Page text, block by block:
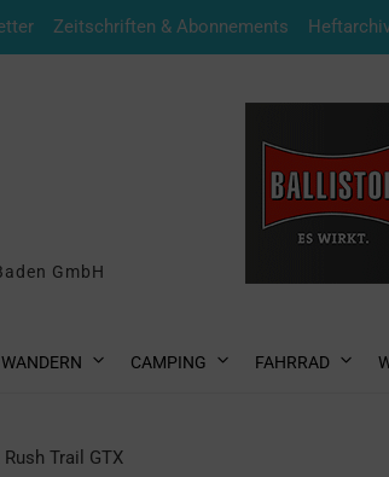
Zeitschriften & Abonnements
GmbH
WANDERN CAMPING FAHRRAD
Rush Trail GTX